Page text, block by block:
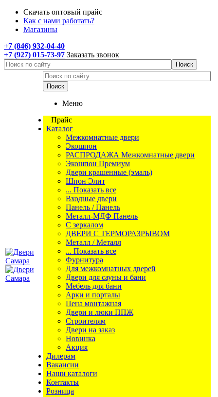
Скачать оптовый прайс
Как с нами работать?
Магазины
+7 (846) 932-04-40
+7 (927) 015-73-97 Заказать звонок
Меню
Прайс
Каталог
Межкомнатные двери
Экошпон
РАСПРОДАЖА Межкомнатные двери
Экошпон Премиум
Двери крашенные (эмаль)
Шпон Элит
... Показать все
Входные двери
Панель / Панель
Металл-МДФ Панель
С зеркалом
ДВЕРИ С ТЕРМОРАЗРЫВОМ
Металл / Металл
... Показать все
Фурнитура
Для межкомнатных дверей
Двери для сауны и бани
Мебель для бани
Арки и порталы
Пена монтажная
Двери и люки ППЖ
Строителям
Двери на заказ
Новинка
Акция
Дилерам
Вакансии
Наши каталоги
Контакты
Розница